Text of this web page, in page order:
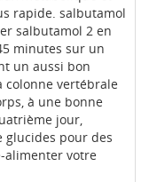
rapide. salbutamol
salbutamol 2 en
minutes sur un
un aussi bon
colonne vertébrale
à une bonne
jour,
glucides pour des
alimenter votre